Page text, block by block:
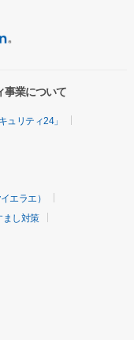
事業について
ュリティ24」
エラエ）
まし対策